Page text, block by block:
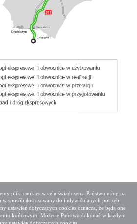
pliki cookies w celu świadczenia Państwu usług na
sposób dostosowany do indywidulanych potrzeb.
ustawień dotyczących cookies oznacza, że będą one
końcowym. Możecie Państwo dokonać w każdym
ustawień dotyczących cookies.
Mapa serwisu
Twitter Facebook Linkedin